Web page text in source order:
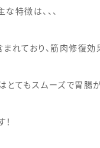
特徴は、、、
れており、筋肉修復効
とてもスムーズで胃腸が